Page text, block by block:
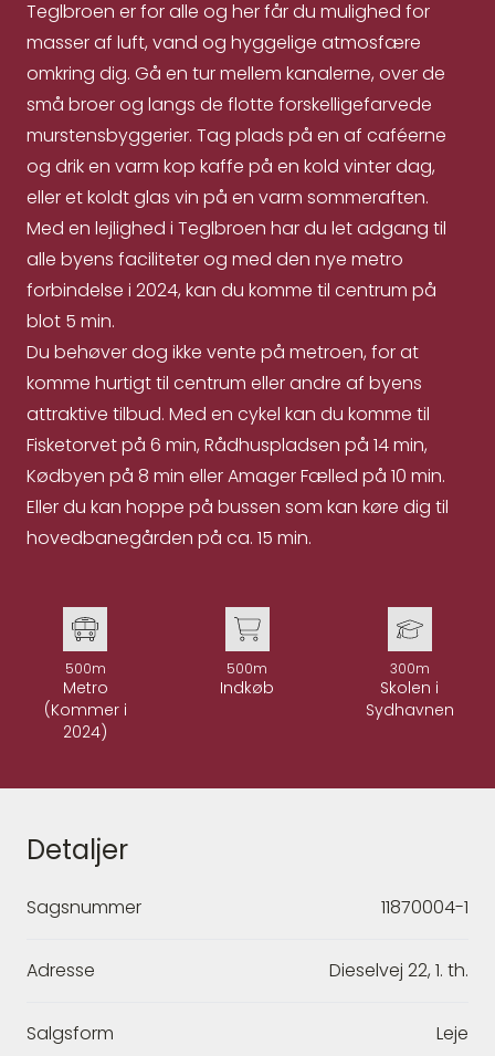
Teglbroen er for alle og her får du mulighed for
masser af luft, vand og hyggelige atmosfære
omkring dig. Gå en tur mellem kanalerne, over de
små broer og langs de flotte forskelligefarvede
murstensbyggerier. Tag plads på en af caféerne
og drik en varm kop kaffe på en kold vinter dag,
eller et koldt glas vin på en varm sommeraften.
Med en lejlighed i Teglbroen har du let adgang til
alle byens faciliteter og med den nye metro
forbindelse i 2024, kan du komme til centrum på
blot 5 min.
Du behøver dog ikke vente på metroen, for at
komme hurtigt til centrum eller andre af byens
attraktive tilbud. Med en cykel kan du komme til
Fisketorvet på 6 min, Rådhuspladsen på 14 min,
Kødbyen på 8 min eller Amager Fælled på 10 min.
Eller du kan hoppe på bussen som kan køre dig til
hovedbanegården på ca. 15 min.
500m
Metro
(Kommer i
2024)
500m
Indkøb
300m
Skolen i
Sydhavnen
Detaljer
Sagsnummer 11870004-1
Adresse Dieselvej 22, 1. th.
Salgsform Leje